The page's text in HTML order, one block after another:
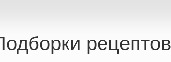
рецептов